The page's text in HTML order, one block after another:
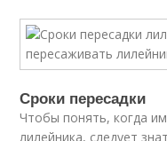
Сроки пересадки
Чтобы понять, когда
лилейника, следует